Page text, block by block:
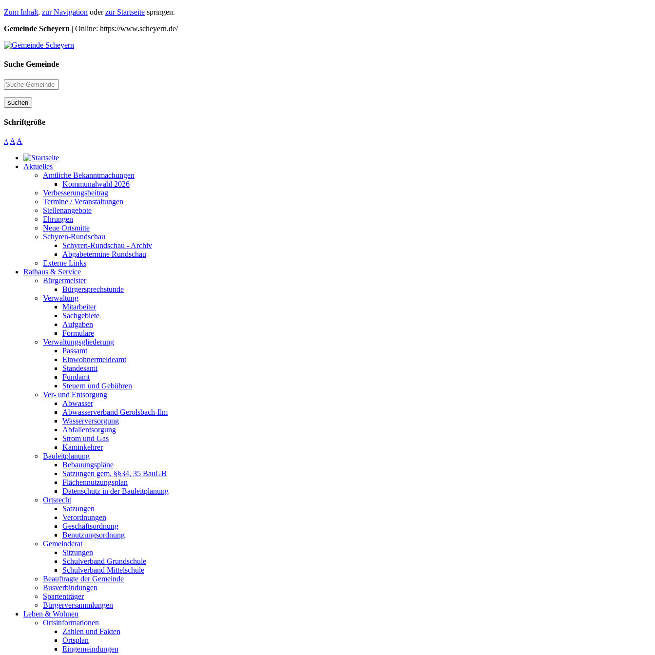
Zum Inhalt, zur Navigation oderzur Startseite springen.
Gemeinde Scheyern | Online: https://www.scheyern.de/
Suche Gemeinde
suchen
Schriftgröße
A A A
Aktuelles
Amtliche Bekanntmachungen
Kommunalwahl 2026
Verbesserungsbeitrag
Termine / Veranstaltungen
Stellenangebote
Ehrungen
Neue Ortsmitte
Schyren-Rundschau
Schyren-Rundschau - Archiv
Abgabetermine Rundschau
Externe Links
Rathaus & Service
Bürgermeister
Bürgersprechstunde
Verwaltung
Mitarbeiter
Sachgebiete
Aufgaben
Formulare
Verwaltungsgliederung
Passamt
Einwohnermeldeamt
Standesamt
Fundamt
Steuern und Gebühren
Ver- und Entsorgung
Abwasser
Abwasserverband Gerolsbach-Ilm
Wasserversorgung
Abfallentsorgung
Strom und Gas
Kaminkehrer
Bauleitplanung
Bebauungspläne
Satzungen gem. §§34, 35 BauGB
Flächennutzungsplan
Datenschutz in der Bauleitplanung
Ortsrecht
Satzungen
Verordnungen
Geschäftsordnung
Benutzungsordnung
Gemeinderat
Sitzungen
Schulverband Grundschule
Schulverband Mittelschule
Beauftragte der Gemeinde
Busverbindungen
Spartenträger
Bürgerversammlungen
Leben & Wohnen
Ortsinformationen
Zahlen und Fakten
Ortsplan
Eingemeindungen